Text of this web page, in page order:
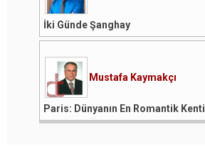
İki Günde Şanghay
Mustafa Kaymakçı
Paris: Dünyanın En Romantik Kenti